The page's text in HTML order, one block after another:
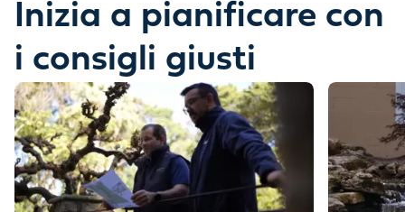
Inizia a pianificare con
i consigli giusti